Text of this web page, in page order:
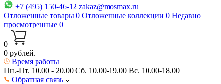
+7 (495) 150-46-12 zakaz@mosmax.ru
Отложенные товары 0 Отложенные коллекции 0 Недавно
просмотренные 0
0
0 рублей.
Время работы
Пн.-Пт. 10.00 - 20.00 Сб. 10.00-19.00 Вс. 10.00-18.00
Обратная связь